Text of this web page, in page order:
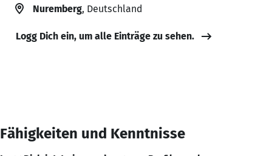
Nuremberg, Deutschland
Logg Dich ein, um alle Einträge zu sehen.
Fähigkeiten und Kenntnisse